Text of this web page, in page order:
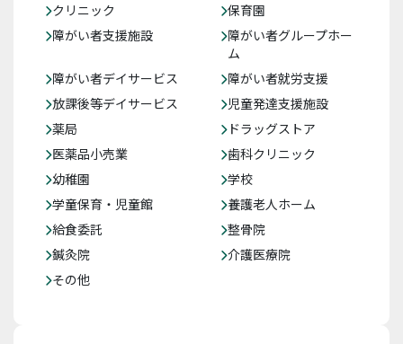
クリニック
保育園
障がい者支援施設
障がい者グループホー
ム
障がい者デイサービス
障がい者就労支援
放課後等デイサービス
児童発達支援施設
薬局
ドラッグストア
医薬品小売業
歯科クリニック
幼稚園
学校
学童保育・児童館
養護老人ホーム
給食委託
整骨院
鍼灸院
介護医療院
その他